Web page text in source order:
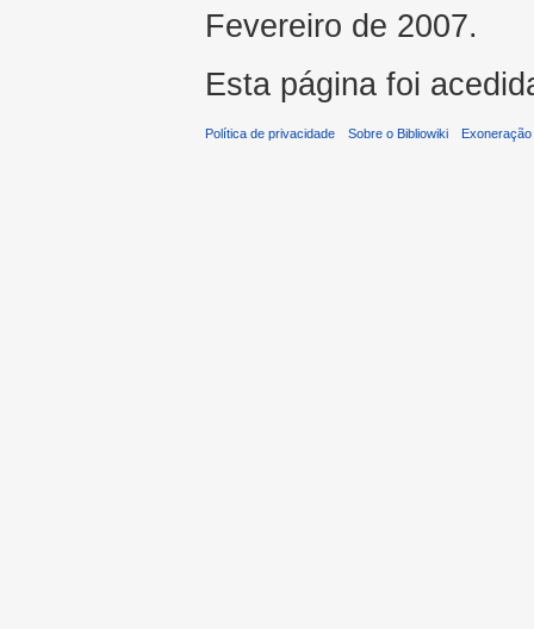
Fevereiro de 2007.
Esta página foi
Política de privacidade Sobre o Bibliowiki